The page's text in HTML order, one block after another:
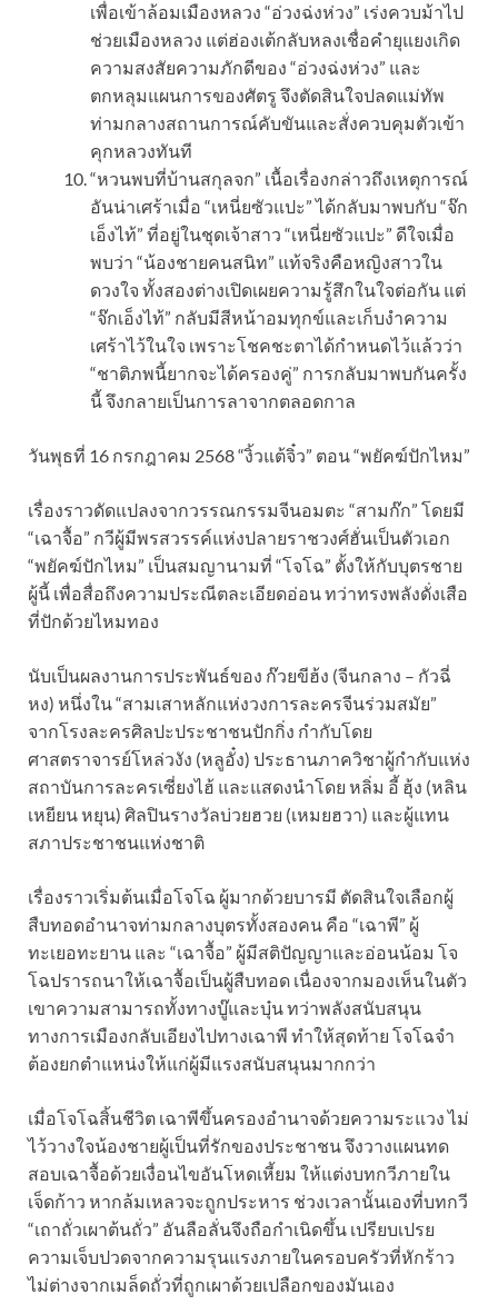
เพื่อเข้าล้อมเมืองหลวง “อ่วงฉ่งห่วง” เร่งควบม้าไป
ช่วยเมืองหลวง แต่ฮ่องเต้กลับหลงเชื่อคำยุแยงเกิด
ความสงสัยความภักดีของ “อ่วงฉ่งห่วง” และ
ตกหลุมแผนการของศัตรู จึงตัดสินใจปลดแม่ทัพ
ท่ามกลางสถานการณ์คับขันและสั่งควบคุมตัวเข้า
คุกหลวงทันที
“หวนพบที่บ้านสกุลจก” เนื้อเรื่องกล่าวถึงเหตุการณ์
อันน่าเศร้าเมื่อ “เหนี่ยซัวแปะ” ได้กลับมาพบกับ “จ๊ก
เอ็งไท้” ที่อยู่ในชุดเจ้าสาว “เหนี่ยซัวแปะ” ดีใจเมื่อ
พบว่า “น้องชายคนสนิท” แท้จริงคือหญิงสาวใน
ดวงใจ ทั้งสองต่างเปิดเผยความรู้สึกในใจต่อกัน แต่
“จ๊กเอ็งไท้” กลับมีสีหน้าอมทุกข์และเก็บงำความ
เศร้าไว้ในใจ เพราะโชคชะตาได้กำหนดไว้แล้วว่า
“ชาติภพนี้ยากจะได้ครองคู่” การกลับมาพบกันครั้ง
นี้ จึงกลายเป็นการลาจากตลอดกาล
วันพุธที่ 16 กรกฎาคม 2568 “งิ้วแต้จิ๋ว” ตอน “พยัคฆ์ปักไหม”
เรื่องราวดัดแปลงจากวรรณกรรมจีนอมตะ “สามก๊ก” โดยมี
“เฉาจื้อ” กวีผู้มีพรสวรรค์แห่งปลายราชวงศ์ฮั่นเป็นตัวเอก
“พยัคฆ์ปักไหม” เป็นสมญานามที่ “โจโฉ” ตั้งให้กับบุตรชาย
ผู้นี้ เพื่อสื่อถึงความประณีตละเอียดอ่อน ทว่าทรงพลังดั่งเสือ
ที่ปักด้วยไหมทอง
นับเป็นผลงานการประพันธ์ของ ก๊วยขีฮ้ง (จีนกลาง – กัวฉี่
หง) หนึ่งใน “สามเสาหลักแห่งวงการละครจีนร่วมสมัย”
จากโรงละครศิลปะประชาชนปักกิ่ง กำกับโดย
ศาสตราจารย์โหล่วงัง (หลูอั๋ง) ประธานภาควิชาผู้กำกับแห่ง
สถาบันการละครเซี่ยงไฮ้ และแสดงนำโดย หลิ่ม อี้ ฮุ้ง (หลิน
เหยียน หยุน) ศิลปินรางวัลบ่วยฮวย (เหมยฮวา) และผู้แทน
สภาประชาชนแห่งชาติ
เรื่องราวเริ่มต้นเมื่อโจโฉ ผู้มากด้วยบารมี ตัดสินใจเลือกผู้
สืบทอดอำนาจท่ามกลางบุตรทั้งสองคน คือ “เฉาพี” ผู้
ทะเยอทะยาน และ “เฉาจื้อ” ผู้มีสติปัญญาและอ่อนน้อม โจ
โฉปรารถนาให้เฉาจื้อเป็นผู้สืบทอด เนื่องจากมองเห็นในตัว
เขาความสามารถทั้งทางบู๊และบุ๋น ทว่าพลังสนับสนุน
ทางการเมืองกลับเอียงไปทางเฉาพี ทำให้สุดท้าย โจโฉจำ
ต้องยกตำแหน่งให้แก่ผู้มีแรงสนับสนุนมากกว่า
เมื่อโจโฉสิ้นชีวิต เฉาพีขึ้นครองอำนาจด้วยความระแวง ไม่
ไว้วางใจน้องชายผู้เป็นที่รักของประชาชน จึงวางแผนทด
สอบเฉาจื้อด้วยเงื่อนไขอันโหดเหี้ยม ให้แต่งบทกวีภายใน
เจ็ดก้าว หากล้มเหลวจะถูกประหาร ช่วงเวลานั้นเองที่บทกวี
“เถาถั่วเผาต้นถั่ว” อันลือลั่นจึงถือกำเนิดขึ้น เปรียบเปรย
ความเจ็บปวดจากความรุนแรงภายในครอบครัวที่หักร้าว
ไม่ต่างจากเมล็ดถั่วที่ถูกเผาด้วยเปลือกของมันเอง